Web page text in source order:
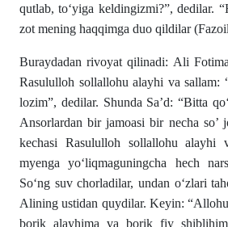
qutlab, to‘yiga keldingizmi?”, dedilar.
zot mening haqqimga duo qildilar
Buraydadan rivoyat qilinadi: Ali
Rasululloh sollallohu alayhi va sallam:
lozim”, dedilar. Shunda Sa’d: “Bitta
Ansorlardan bir jamoasi bir necha so’
kechasi Rasululloh sollallohu alayhi
myenga yo‘liqmaguningcha hech
So‘ng suv chorladilar, undan o‘zlari
Alining ustidan quydilar. Keyin:
borik alayhima va borik fiy